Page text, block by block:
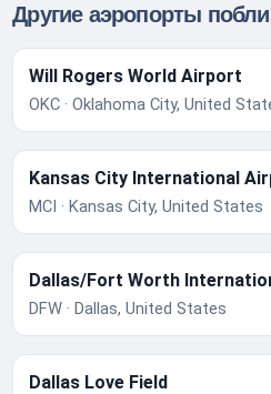
Другие аэропорты
Will Rogers World Airport
OKC · Oklahoma City, United
Kansas City International
MCI · Kansas City, United States
Dallas/Fort Worth
DFW · Dallas, United States
Dallas Love Field